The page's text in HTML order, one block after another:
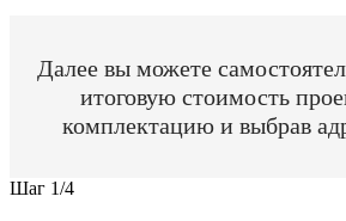
Далее вы можете
итоговую стоимость
комплектацию и выбрав
Шаг 1/4